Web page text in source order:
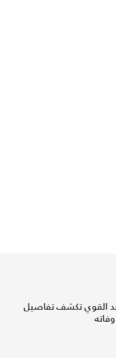
القوي تكشف تفاصيل